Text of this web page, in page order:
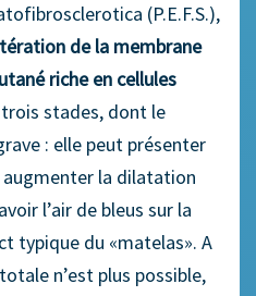
(P.E.F.S.),
de la membrane
riche en cellules
stades, dont le
: elle peut présenter
la dilatation
l’air de bleus sur la
typique du «matelas». A
n’est plus possible,